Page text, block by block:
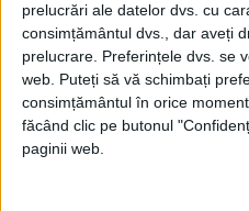
prelucrări ale datelor dvs. cu
consimțământul dvs., dar aveți
prelucrare. Preferințele dvs. se
web. Puteți să vă schimbați
consimțământul în orice
făcând clic pe butonul
paginii web.
O PUBLICAȚIE
ESTIMAT CĂ 600
PESTE 3.000 DE
„Erau mai puțini
aceștia au